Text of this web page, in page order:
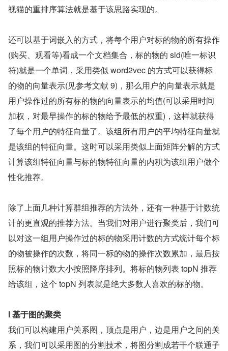
视猫的重排序算法就是基于该思路实现的。
还可以基于词嵌入的方式，将每个用户对标的物的所有操作
(购买、观看等)看成一个文档集合，标的物的 sid(唯一标识
符)就是一个单词，采用类似 word2vec 的方式可以获得标
的物的向量表示(见参考文献 9)，那么用户的向量表示就是
用户操作过的所有标的物的向量表示的均值(可以采用时间
加权，对最早操作的标的物给予最低的权重)，这样就获得
了每个用户的特征向量了。该组所有用户的平均特征向量就
是该组的特征向量。这时可以采用类似上面矩阵分解的方式
计算该组特征向量与标的物特征向量的内积为该组用户做个
性化推荐。
除了上面几种计算群组推荐的方法外，还有一种基于计数统
计的更直观的推荐方法。当我们对用户进行聚类后，我们可
以对这一组用户操作过的标的物采用计数的方式统计每个标
的物被操作的次数，将同一标的物的操作次数累加，最后按
照标的物计数大小按照降序排列。将标的物列表 topN 推荐
给该组，这个 topN 列表就是绝大多数人喜欢的标的物。
l 基于图的聚类
我们可以构建用户关系图，顶点是用户，边是用户之间的关
系，我们可以采用图的分割技术，将图分割成若干个联通子